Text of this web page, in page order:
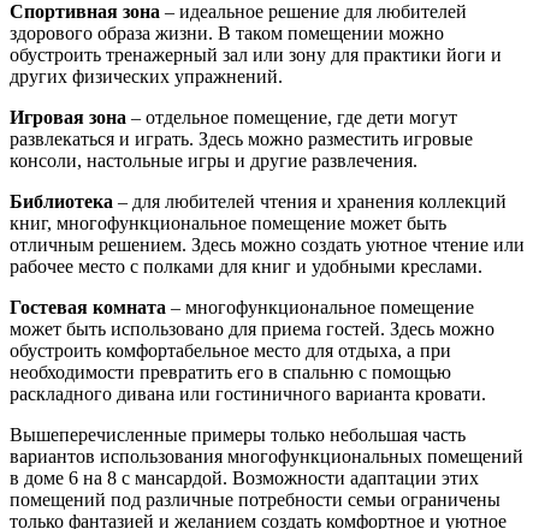
Спортивная зона – идеальное решение для любителей
здорового образа жизни. В таком помещении можно
обустроить тренажерный зал или зону для практики йоги и
других физических упражнений.
Игровая зона – отдельное помещение, где дети могут
развлекаться и играть. Здесь можно разместить игровые
консоли, настольные игры и другие развлечения.
Библиотека – для любителей чтения и хранения коллекций
книг, многофункциональное помещение может быть
отличным решением. Здесь можно создать уютное чтение или
рабочее место с полками для книг и удобными креслами.
Гостевая комната – многофункциональное помещение
может быть использовано для приема гостей. Здесь можно
обустроить комфортабельное место для отдыха, а при
необходимости превратить его в спальню с помощью
раскладного дивана или гостиничного варианта кровати.
Вышеперечисленные примеры только небольшая часть
вариантов использования многофункциональных помещений
в доме 6 на 8 с мансардой. Возможности адаптации этих
помещений под различные потребности семьи ограничены
только фантазией и желанием создать комфортное и уютное